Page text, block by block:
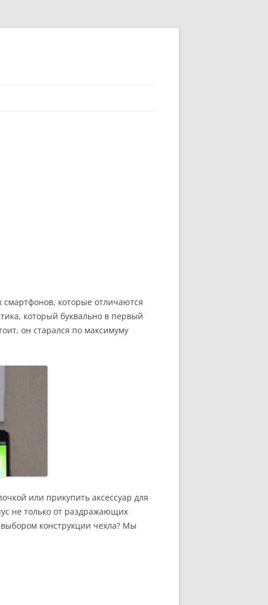
смартфонов, которые отличаются
который буквально в первый
он старался по максимуму
или прикупить аксессуар для
не только от раздражающих
конструкции чехла? Мы